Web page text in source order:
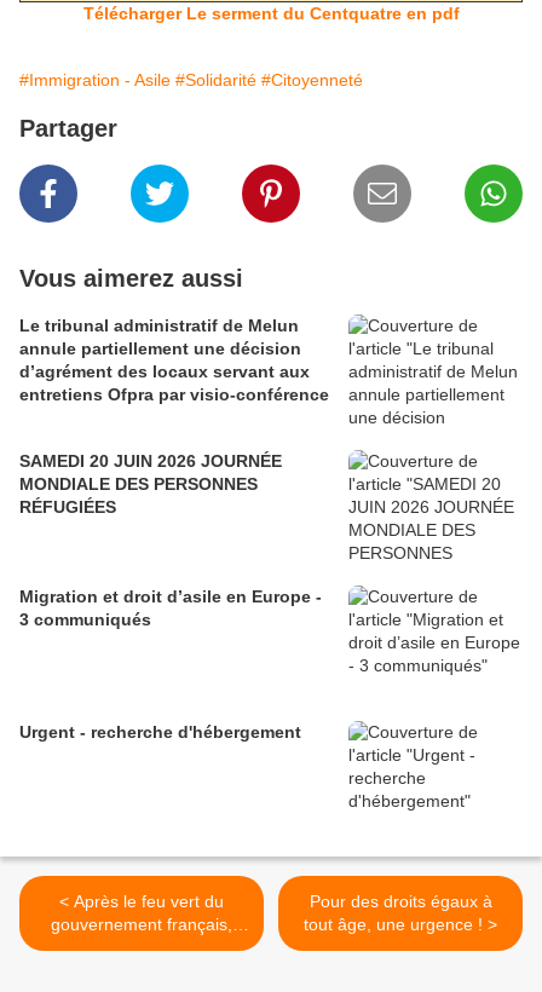
Télécharger Le serment du Centquatre en pdf
#Immigration - Asile #Solidarité #Citoyenneté
Partager
Vous aimerez aussi
Le tribunal administratif de Melun
annule partiellement une décision
d’agrément des locaux servant aux
entretiens Ofpra par visio-conférence
SAMEDI 20 JUIN 2026 JOURNÉE
MONDIALE DES PERSONNES
RÉFUGIÉES
Migration et droit d’asile en Europe -
3 communiqués
Urgent - recherche d'hébergement
< Après le feu vert du
gouvernement français,
Mario Sandoval doit être
Pour des droits égaux à
tout âge, une urgence ! >